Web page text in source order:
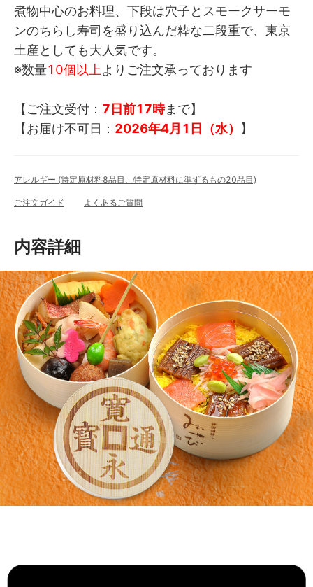
煮物中心のお料理、下段は穴子とスモークサーモ
ンのちらし寿司を盛り込んだ粋な二段重で、東京
土産としても大人気です。
※数量10個以上よりご注文承っております
【ご注文受付： 7日前17時まで】
【お届け不可日： 2026年4月1日（水） 】
アレルギー (特定原材料8品目、特定原材料に準ずるもの20品目)
ご注文ガイド よくあるご質問
内容詳細